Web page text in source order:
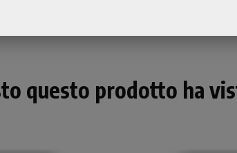
questo prodotto ha